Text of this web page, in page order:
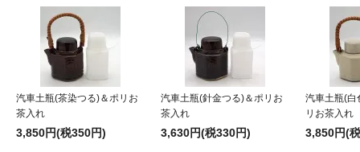
汽車土瓶(茶染つる)＆ポリお
茶入れ
3,850円(税350円)
汽車土瓶(針金つる)＆ポリお
茶入れ
3,630円(税330円)
汽車土瓶(白
リお茶入れ
3,850円(